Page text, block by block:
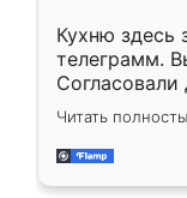
Кухню здесь
телеграмм.
недели
довольны
мебель за
Читать